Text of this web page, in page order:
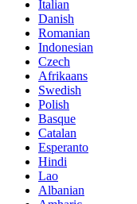
Italian
Danish
Romanian
Indonesian
Czech
Afrikaans
Swedish
Polish
Basque
Catalan
Esperanto
Hindi
Lao
Albanian